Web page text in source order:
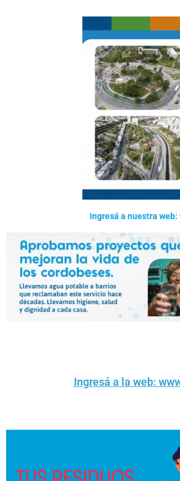
Ingresá a nuestra
Ingresá a la web: